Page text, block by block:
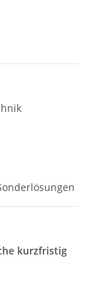
kurzfristig